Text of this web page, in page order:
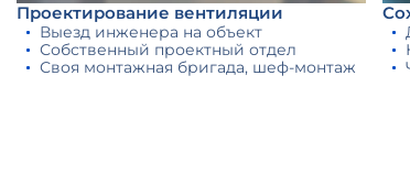
Проектирование вентиляции
Выезд инженера на объект
Собственный проектный отдел
Своя монтажная бригада, шеф-монтаж